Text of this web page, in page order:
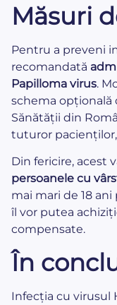
Măsuri
Pentru a preveni
recomandată
Papilloma virus.
schema opțională
Sănătății din
tuturor
Din fericire, acest
persoanele cu
mai mari de 18
îl vor putea
compensate.
În
Infecția cu virusul